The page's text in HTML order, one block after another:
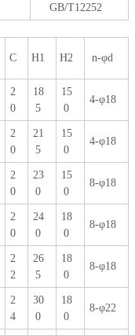
GB/T12252
C H1 H2 n-φd
2
0
18
5
15
0
4-φ18
2
0
21
5
15
0
4-φ18
2
0
23
0
15
0
8-φ18
2
0
24
0
18
0
8-φ18
2
2
26
5
18
0
8-φ18
2
4
30
0
18
0
8-φ22